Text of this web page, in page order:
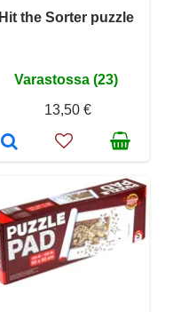
Hit the Sorter puzzle
Varastossa (23)
13,50 €